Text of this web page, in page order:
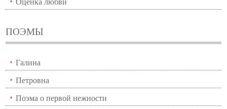
ПОЭМЫ
Галина
Петровна
Поэма о первой нежности